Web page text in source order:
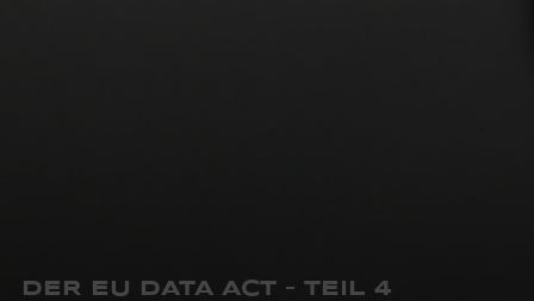
DER EU DATA ACT – TEIL 4